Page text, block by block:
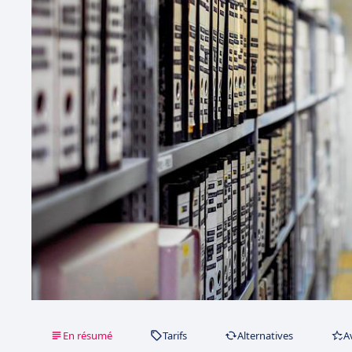
En résumé Tarifs Alternatives